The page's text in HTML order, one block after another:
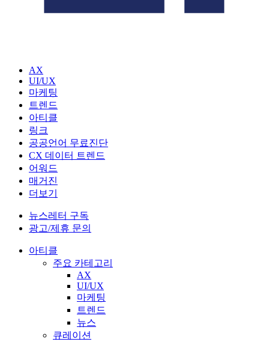
AX
UI/UX
마케팅
트렌드
아티클
링크
공공언어 무료진단
CX 데이터 트렌드
어워드
매거진
더보기
뉴스레터 구독
광고/제휴 문의
아티클
주요 카테고리
AX
UI/UX
마케팅
트렌드
뉴스
큐레이션